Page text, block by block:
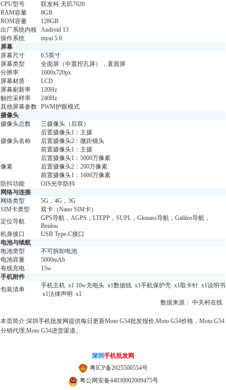
CPU型号
联发科 天玑7020
RAM容量
8GB
ROM容量
128GB
出厂系统内核 Android 13
操作系统
myui 5.0
屏幕
屏幕尺寸
6.5英寸
屏幕类型
全面屏（中置挖孔屏），直面屏
分辨率
1600x720px
屏幕材质
LCD
屏幕刷新率
120Hz
触控采样率
240Hz
其他屏幕参数 PWM护眼模式
摄像头
摄像头总数
三摄像头（后双）
摄像头名称
后置摄像头1：主摄
后置摄像头2：微距镜头
前置摄像头1：主摄
像素
后置摄像头1：5000万像素
后置摄像头2：200万像素
前置摄像头1：1600万像素
防抖功能
OIS光学防抖
网络与连接
网络类型
5G，4G，3G
SIM卡类型
双卡（Nano SIM卡）
定位导航
GPS导航，AGPS，LTEPP，SUPL，Glonass导航，Galileo导航，
Beidou
机身接口
USB Type-C接口
电池与续航
电池类型
不可拆卸电池
电池容量
5000mAh
有线充电
15w
手机附件
包装清单
手机主机 x1 10w充电头 x1数据线 x1手机保护壳 x1取卡针 x1说明书
x1法律声明 x1
数据来源： 中关村在线
本页简介:深圳手机批发网提供每日更新Moto G54批发报价,Moto G54价格，Moto G54
分销代理,Moto G54进货渠道。
深圳 手机批发网
粤ICP备2025500554号
粤公网安备44030002009475号